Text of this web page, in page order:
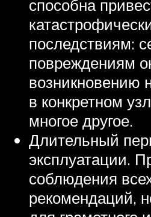
способна
последствиям:
повреждениям
возникновению
в конкретном
многое другое.
Длительный
эксплуатации.
соблюдения
рекомендаций,